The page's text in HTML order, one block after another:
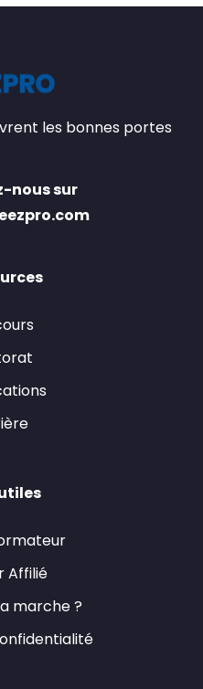
les bonnes portes
nous sur
Affilié
marche ?